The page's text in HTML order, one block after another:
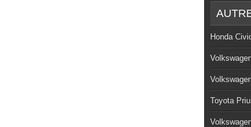
Honda
Toyota